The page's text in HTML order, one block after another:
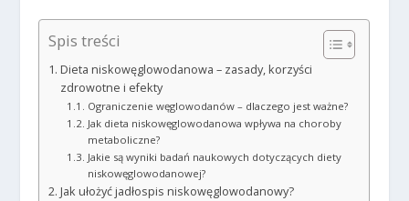
Spis treści
Dieta niskowęglowodanowa – zasady, korzyści
zdrowotne i efekty
Ograniczenie węglowodanów – dlaczego jest ważne?
Jak dieta niskowęglowodanowa wpływa na choroby
metaboliczne?
Jakie są wyniki badań naukowych dotyczących diety
niskowęglowodanowej?
Jak ułożyć jadłospis niskowęglowodanowy?